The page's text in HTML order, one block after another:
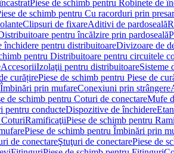
Piese de schimb pentru Robinete de
de schimb pentru Cu racorduri prin
Clipsuri de fixareAditivi de pardoseală
pentru încălzire prin pardoseală
închidere pentru distribuitoareDivizoare de
pentru Distribuitoare pentru circuitele
AccesoriiIzolaţii pentru distribuitoareSisteme
curățirePiese de schimb pentru Piese de
prin mufareConexiuni prin strângere
de schimb pentru Coturi de conectareMufe
pentru conducteDispozitive de închidere
CoturiRamificaţiiPiese de schimb pentru
Piese de schimb pentru Îmbinări prin
de conectareŞtuţuri de conectarePiese de